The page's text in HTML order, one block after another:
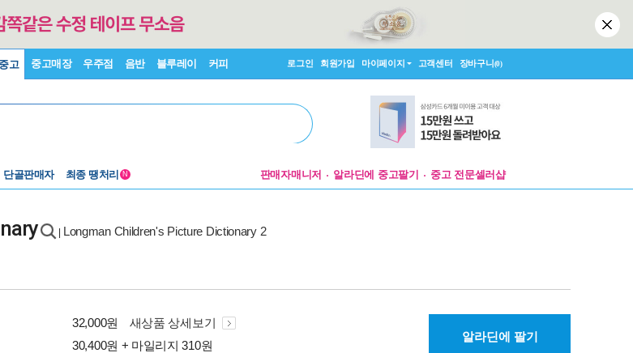
고 중고매장 우주점 음반 블루레이 커피 로그인 회원가입 마이페이지 고객센터 장바구니(0)
단골판매자 최종 땡처리 N 판매자매니저 알라딘에 중고팔기 중고 전문셀러샵
Longman Children's Picture Dictionary 2
32,000원
새상품 상세보기
30,400원 + 마일리지 310원
알라딘에 팔기